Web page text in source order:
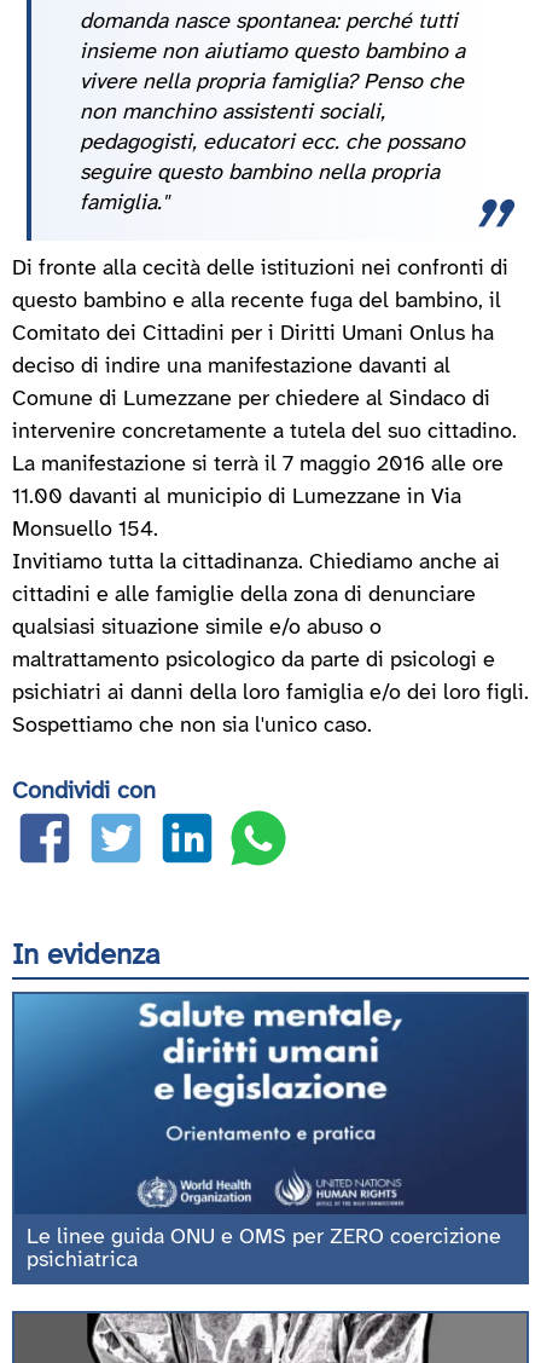
domanda nasce spontanea: perché tutti
insieme non aiutiamo questo bambino a
vivere nella propria famiglia? Penso che
non manchino assistenti sociali,
pedagogisti, educatori ecc. che possano
seguire questo bambino nella propria
famiglia."
Di fronte alla cecità delle istituzioni nei confronti di
questo bambino e alla recente fuga del bambino, il
Comitato dei Cittadini per i Diritti Umani Onlus ha
deciso di indire una manifestazione davanti al
Comune di Lumezzane per chiedere al Sindaco di
intervenire concretamente a tutela del suo cittadino.
La manifestazione si terrà il 7 maggio 2016 alle ore
11.00 davanti al municipio di Lumezzane in Via
Monsuello 154.
Invitiamo tutta la cittadinanza. Chiediamo anche ai
cittadini e alle famiglie della zona di denunciare
qualsiasi situazione simile e/o abuso o
maltrattamento psicologico da parte di psicologi e
psichiatri ai danni della loro famiglia e/o dei loro figli.
Sospettiamo che non sia l'unico caso.
Condividi con
In evidenza
Le linee guida ONU e OMS per ZERO coercizione
psichiatrica